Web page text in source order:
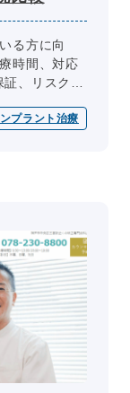
る方に向
時間、対応
、リスクを
プラント治療